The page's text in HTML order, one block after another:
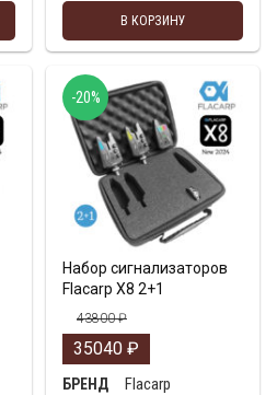
В КОРЗИНУ
Набор сигнализаторов
Flacarp X8 2+1
43800₽
35040 ₽
БРЕНД Flacarp
-20%